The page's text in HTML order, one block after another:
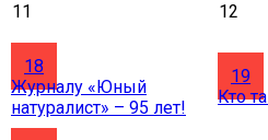
11 12
18
Журналу «Юный
натуралист» – 95 лет!
19
Кто